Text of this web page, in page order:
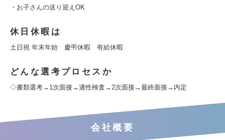
・お子さんの送り迎えOK
休日休暇は
土日祝 年末年始 慶弔休暇 有給休暇
どんな選考プロセスか
◇書類選考→1次面接→適性検査→2次面接→最終面接→内定
会社概要